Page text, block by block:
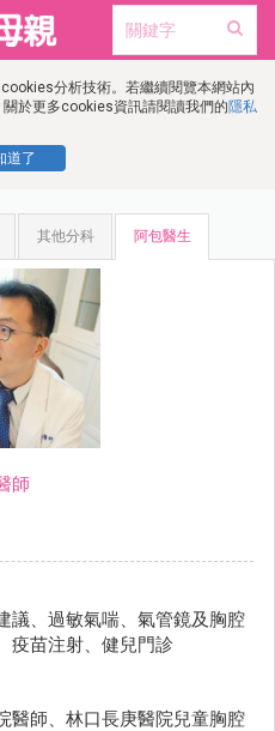
分析技術。若繼續閱覽本網站內
於更多cookies資訊請閱讀我們的隱私
道了
其他分科 阿包醫生
師
議、過敏氣喘、氣管鏡及胸腔
疫苗注射、健兒門診
醫師、林口長庚醫院兒童胸腔